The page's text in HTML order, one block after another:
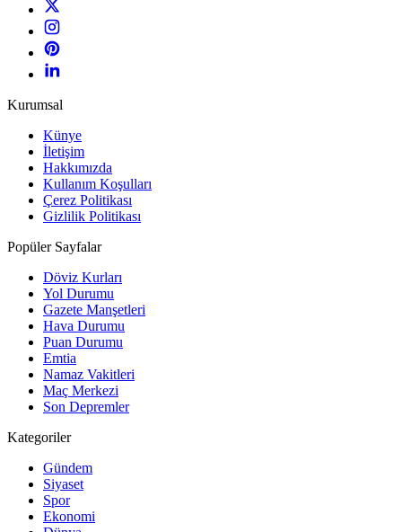
Kurumsal
Künye
İletişim
Hakkımızda
Kullanım Koşulları
Çerez Politikası
Gizlilik Politikası
Popüler Sayfalar
Döviz Kurları
Yol Durumu
Gazete Manşetleri
Hava Durumu
Puan Durumu
Emtia
Namaz Vakitleri
Maç Merkezi
Son Depremler
Kategoriler
Gündem
Siyaset
Spor
Ekonomi